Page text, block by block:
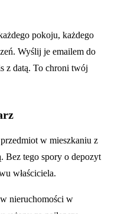
pokoju, każdego
Wyślij je emailem do
z datą. To chroni twój
w mieszkaniu z
Bez tego spory o depozyt
właściciela.
nieruchomości w